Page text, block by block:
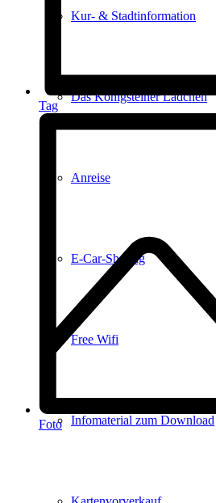
Kur- & Stadtinformation
Das Königsteiner Lädchen
Anreise
E-Car-Sharing
Free Wifi
Infomaterial zum Download
Tag
Foto